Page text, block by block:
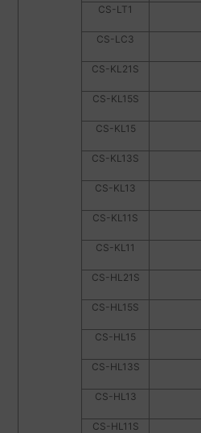
CS-LT1
CS-LC3
CS-KL21S
CS-KL15S
CS-KL15
CS-KL13S
CS-KL13
CS-KL11S
CS-KL11
CS-HL21S
CS-HL15S
CS-HL15
CS-HL13S
CS-HL13
CS-HL11S